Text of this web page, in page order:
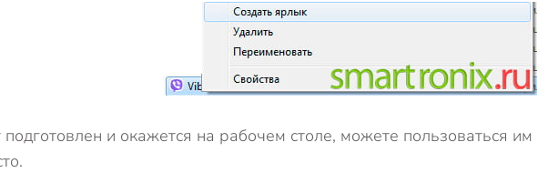
и окажется на рабочем столе, можете пользоваться